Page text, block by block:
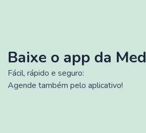
Baixe o app da
Fácil, rápido e seguro:
Agende também pelo aplicativo!